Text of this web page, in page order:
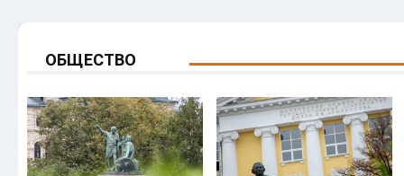
ОБЩЕСТВО